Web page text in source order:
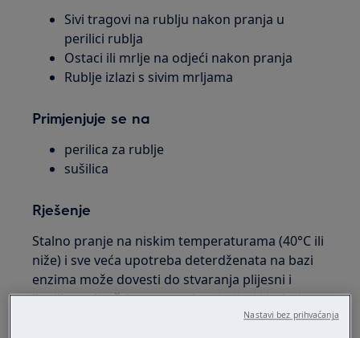
Sivi tragovi na rublju nakon pranja u
perilici rublja
Ostaci ili mrlje na odjeći nakon pranja
Rublje izlazi s sivim mrljama
Primjenjuje se na
perilica za rublje
sušilica
Rješenje
Stalno pranje na niskim temperaturama (40°C ili
niže) i sve veća upotreba deterdženata na bazi
enzima može dovesti do stvaranja plijesni i
ljepljive prljavštine unutar brtvi, cijevi i bubnjeva.
To može začepiti crijeva, uzrokovati neugodne
Nastavi bez prihvaćanja